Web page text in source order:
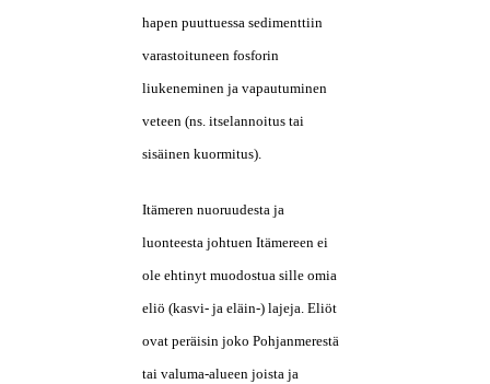
hapen puuttuessa sedimenttiin
varastoituneen fosforin
liukeneminen ja vapautuminen
veteen (ns. itselannoitus tai
sisäinen kuormitus).
Itämeren nuoruudesta ja
luonteesta johtuen Itämereen ei
ole ehtinyt muodostua sille omia
eliö (kasvi- ja eläin-) lajeja. Eliöt
ovat peräisin joko Pohjanmerestä
tai valuma-alueen joista ja